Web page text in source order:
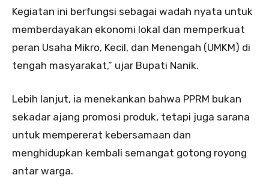
Kegiatan ini berfungsi sebagai wadah nyata untuk
memberdayakan ekonomi lokal dan memperkuat
peran Usaha Mikro, Kecil, dan Menengah (UMKM) di
tengah masyarakat,” ujar Bupati Nanik.
Lebih lanjut, ia menekankan bahwa PPRM bukan
sekadar ajang promosi produk, tetapi juga sarana
untuk mempererat kebersamaan dan
menghidupkan kembali semangat gotong royong
antar warga.